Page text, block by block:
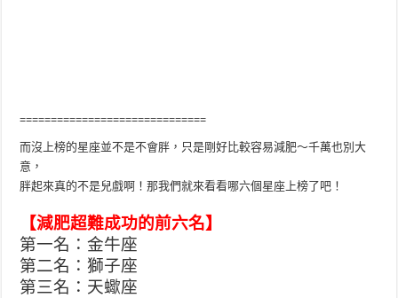
==============================
而沒上榜的星座並不是不會胖，只是剛好比較容易減肥～千萬也別大
意，
胖起來真的不是兒戲啊！那我們就來看看哪六個星座上榜了吧！
【減肥超難成功的前六名】
第一名：金牛座
第二名：獅子座
第三名：天蠍座